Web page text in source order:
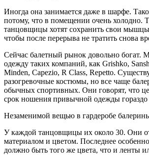
Иногда она занимается даже в шарфе.
потому, что в помещении очень холодно.
танцовщицы хотят сохранить свои
чтобы после перерыва не тратить снова
Сейчас балетный рынок довольно богат.
одежду таких компаний, как Grishko,
Minden, Capezio, R Class, Repetto.
разогревочные костюмы, но все чаще
обычных спортивных. Они говорят, что
срок ношения привычной одежды гораздо
Незаменимой вещью в гардеробе
У каждой танцовщицы их около 30. Они
материалом и цветом. Последнее
должно быть того же цвета, что и ленты